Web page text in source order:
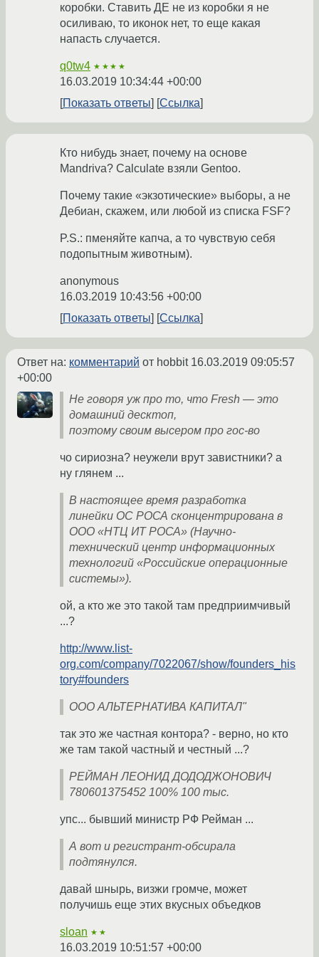
коробки. Ставить ДЕ не из коробки я не
осиливаю, то иконок нет, то еще какая
напасть случается.
q0tw4 ★★★★
16.03.2019 10:34:44 +00:00
Показать ответы
Ссылка
Кто нибудь знает, почему на основе
Mandriva? Calculate взяли Gentoo.
Почему такие «экзотические» выборы, а не
Дебиан, скажем, или любой из списка FSF?
P.S.: пменяйте капча, а то чувствую себя
подопытным животным).
anonymous
16.03.2019 10:43:56 +00:00
Показать ответы
Ссылка
Ответ на: комментарий от hobbit 16.03.2019 09:05:57
+00:00
Не говоря уж про то, что Fresh — это
домашний десктоп,
поэтому своим высером про гос-во
чо сириозна? неужели врут завистники? а
ну глянем ...
В настоящее время разработка
линейки ОС РОСА сконцентрирована в
ООО «НТЦ ИТ РОСА» (Научно-
технический центр информационных
технологий «Российские операционные
системы»).
ой, а кто же это такой там предприимчивый
...?
http://www.list-
org.com/company/7022067/show/founders_his
tory#founders
ООО АЛЬТЕРНАТИВА КАПИТАЛ"
так это же частная контора? - верно, но кто
же там такой частный и честный ...?
РЕЙМАН ЛЕОНИД ДОДОДЖОНОВИЧ
780601375452 100% 100 тыс.
упс... бывший министр РФ Рейман ...
А вот и регистрант-обсирала
подтянулся.
давай шнырь, визжи громче, может
получишь еще этих вкусных объедков
sloan ★★
16.03.2019 10:51:57 +00:00